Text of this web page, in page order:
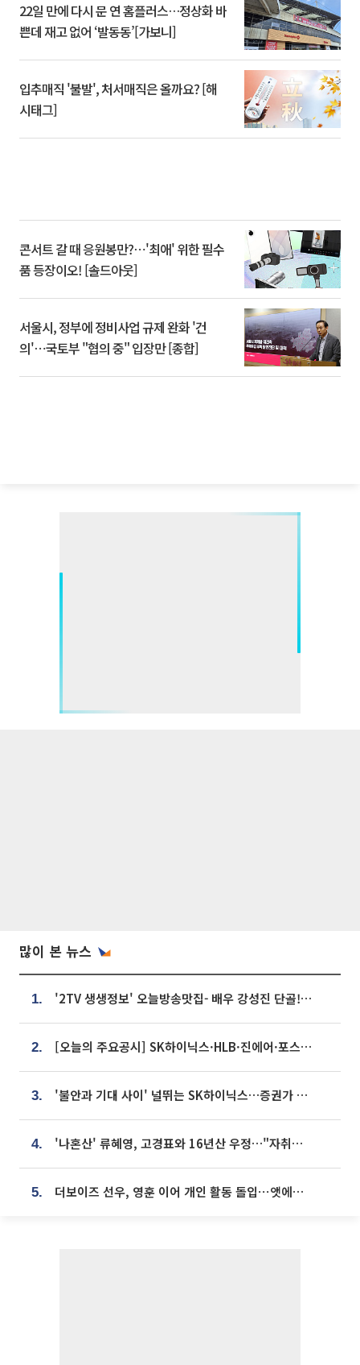
22일 만에 다시 문 연 홈플러스…정상화 바
쁜데 재고 없어 ‘발동동’[가보니]
입추매직 '불발', 처서매직은 올까요? [해
시태그]
콘서트 갈 때 응원봉만?⋯'최애' 위한 필수
품 등장이오! [솔드아웃]
서울시, 정부에 정비사업 규제 완화 '건
의'⋯국토부 "협의 중" 입장만 [종합]
많이 본 뉴스
1. '2TV 생생정보' 오늘방송맛집- 배우 강성진 단골! 쌀국수ㆍ푸팟퐁 커리 맛집 '블○○○'
2. [오늘의 주요공시] SK하이닉스·HLB·진에어·포스코홀딩스·네이버·대우건설 등
3. '불안과 기대 사이' 널뛰는 SK하이닉스…증권가 "HBM4·LTA 기반 펀터멘털 견고"
4. '나혼산' 류혜영, 고경표와 16년산 우정…"자취방서 부모님과 마주쳐"
5. 더보이즈 선우, 영훈 이어 개인 활동 돌입⋯앳에어리어와 전속계약